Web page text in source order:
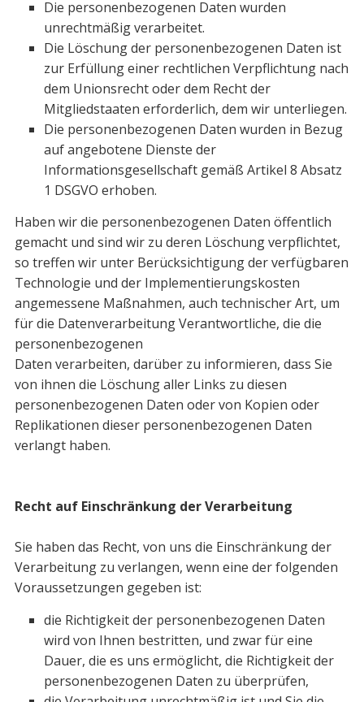
Die personenbezogenen Daten wurden
unrechtmäßig verarbeitet.
Die Löschung der personenbezogenen Daten ist
zur Erfüllung einer rechtli­chen Verpflichtung nach
dem Unionsrecht oder dem Recht der
Mitgliedstaaten erforderlich, dem wir unterliegen.
Die personenbezogenen Daten wurden in Bezug
auf angebotene Dienste der
Informationsgesellschaft gemäß Artikel 8 Absatz
1 DSGVO erhoben.
Haben wir die personenbezogenen Daten öffentlich
gemacht und sind wir zu deren Löschung verpflichtet,
so treffen wir unter Berücksichtigung der verfügbaren
Tech­nologie und der Implementierungskosten
angemessene Maßnahmen, auch techni­scher Art, um
für die Datenverarbeitung Verantwortliche, die die
personenbezoge­nen
Daten verarbeiten, darüber zu informieren, dass Sie
von ihnen die Löschung aller Links zu diesen
personenbezogenen Daten oder von Kopien oder
Replikationen die­ser personenbezogenen Daten
verlangt haben.
Recht auf Einschränkung der Verarbeitung
Sie haben das Recht, von uns die Einschränkung der
Verarbeitung zu verlangen, wenn eine der folgenden
Voraussetzungen gegeben ist:
die Richtigkeit der personenbezogenen Daten
wird von Ihnen bestritten, und zwar für eine
Dauer, die es uns ermöglicht, die Richtigkeit der
personenbe­zogenen Daten zu überprüfen,